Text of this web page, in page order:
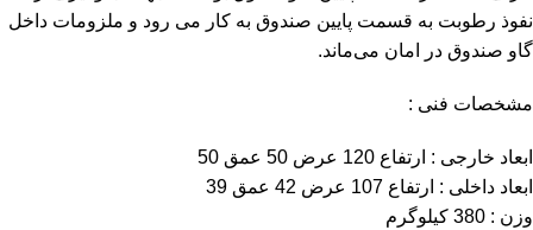
نفوذ رطوبت به قسمت پایین صندوق به کار می رود و ملزومات داخل
گاو صندوق در امان می‌ماند.
مشخصات فنی :
ابعاد خارجی : ارتفاع 120 عرض 50 عمق 50
ابعاد داخلی : ارتفاع 107 عرض 42 عمق 39
وزن : 380 کیلوگرم